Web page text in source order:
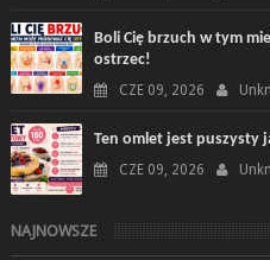
Boli Cię brzuch w tym
ostrzec!
CZE 09, 2026
Ten omlet jest puszysty
CZE 09, 2026
NAJNOWSZE